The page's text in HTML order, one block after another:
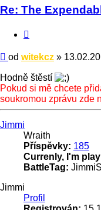
Re: The
Příspěvek
od witekcz »
Hodně štěstí
Pokud si mě chcete
soukromou zprávu zde
Nahoru
Jimmi
Wraith
Příspěvky: 185
Currenly, I'm
BattleTag:
Jimmi
Profil